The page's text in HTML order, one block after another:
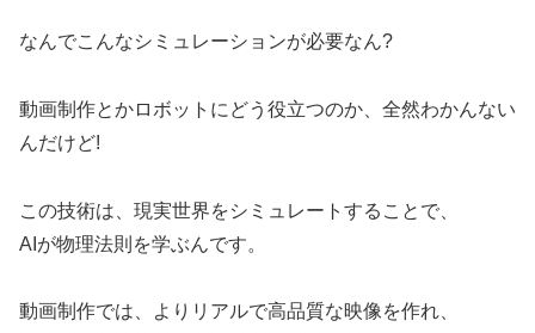
なんでこんなシミュレーションが必要なん?
動画制作とかロボットにどう役立つのか、全然わかんない
んだけど!
この技術は、現実世界をシミュレートすることで、
AIが物理法則を学ぶんです。
動画制作では、よりリアルで高品質な映像を作れ、